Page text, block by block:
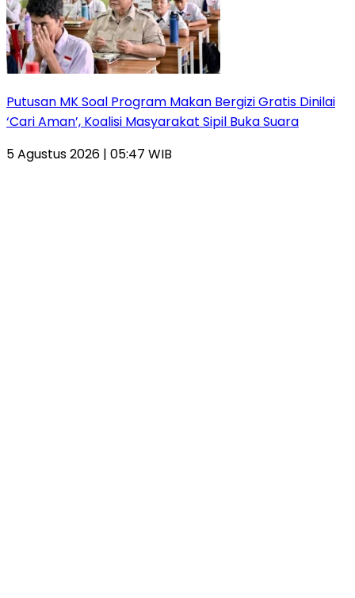
Putusan MK Soal Program Makan Bergizi Gratis Dinilai
‘Cari Aman’, Koalisi Masyarakat Sipil Buka Suara
5 Agustus 2026 | 05:47 WIB